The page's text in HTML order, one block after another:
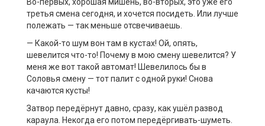
Во-первых, хорошая мишень, во-вторых, это уже его
третья смена сегодня, и хочется посидеть. Или лучше
полежать — так меньше отсвечиваешь.
— Какой-то шум вон там в кустах! Ой, опять,
шевелится что-то! Почему в мою смену шевелится? У
меня же вот такой автомат! Шевелилось бы в
Соловья смену — тот палит с одной руки! Снова
качаются кусты!
Затвор передёрнут давно, сразу, как ушёл развод
караула. Некогда его потом передёргивать-шуметь.